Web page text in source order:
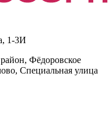
1-3И
Фёдоровское
Специальная улица